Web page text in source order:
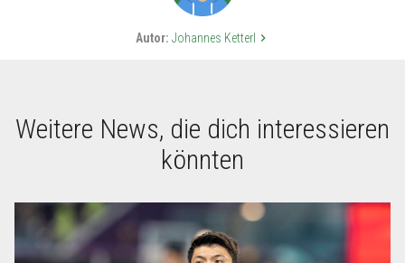
Autor: Johannes Ketterl keyboard_arrow_right
Weitere News, die dich interessieren
könnten